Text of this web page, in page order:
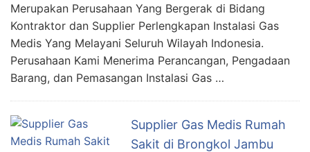
Merupakan Perusahaan Yang Bergerak di Bidang
Kontraktor dan Supplier Perlengkapan Instalasi Gas
Medis Yang Melayani Seluruh Wilayah Indonesia.
Perusahaan Kami Menerima Perancangan, Pengadaan
Barang, dan Pemasangan Instalasi Gas …
Supplier Gas Medis Rumah
Sakit di Brongkol Jambu